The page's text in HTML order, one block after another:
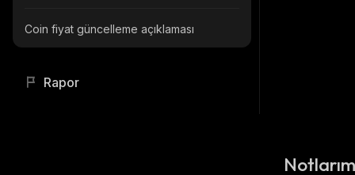
Coin fiyat güncelleme açıklaması
Rapor
Notlarım